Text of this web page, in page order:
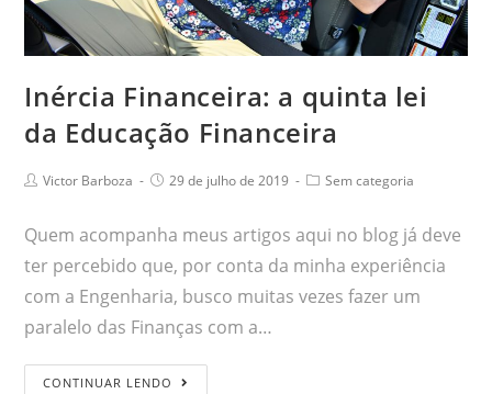
Inércia Financeira: a quinta lei
da Educação Financeira
Victor Barboza 29 de julho de 2019 Sem categoria
Quem acompanha meus artigos aqui no blog já deve
ter percebido que, por conta da minha experiência
com a Engenharia, busco muitas vezes fazer um
paralelo das Finanças com a…
CONTINUAR LENDO